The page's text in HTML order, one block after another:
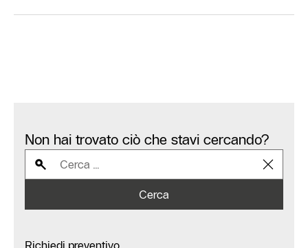
Non hai trovato ciò che stavi cercando?
Cerca
Richiedi preventivo